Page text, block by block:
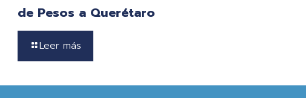
de Pesos a Querétaro
Leer más